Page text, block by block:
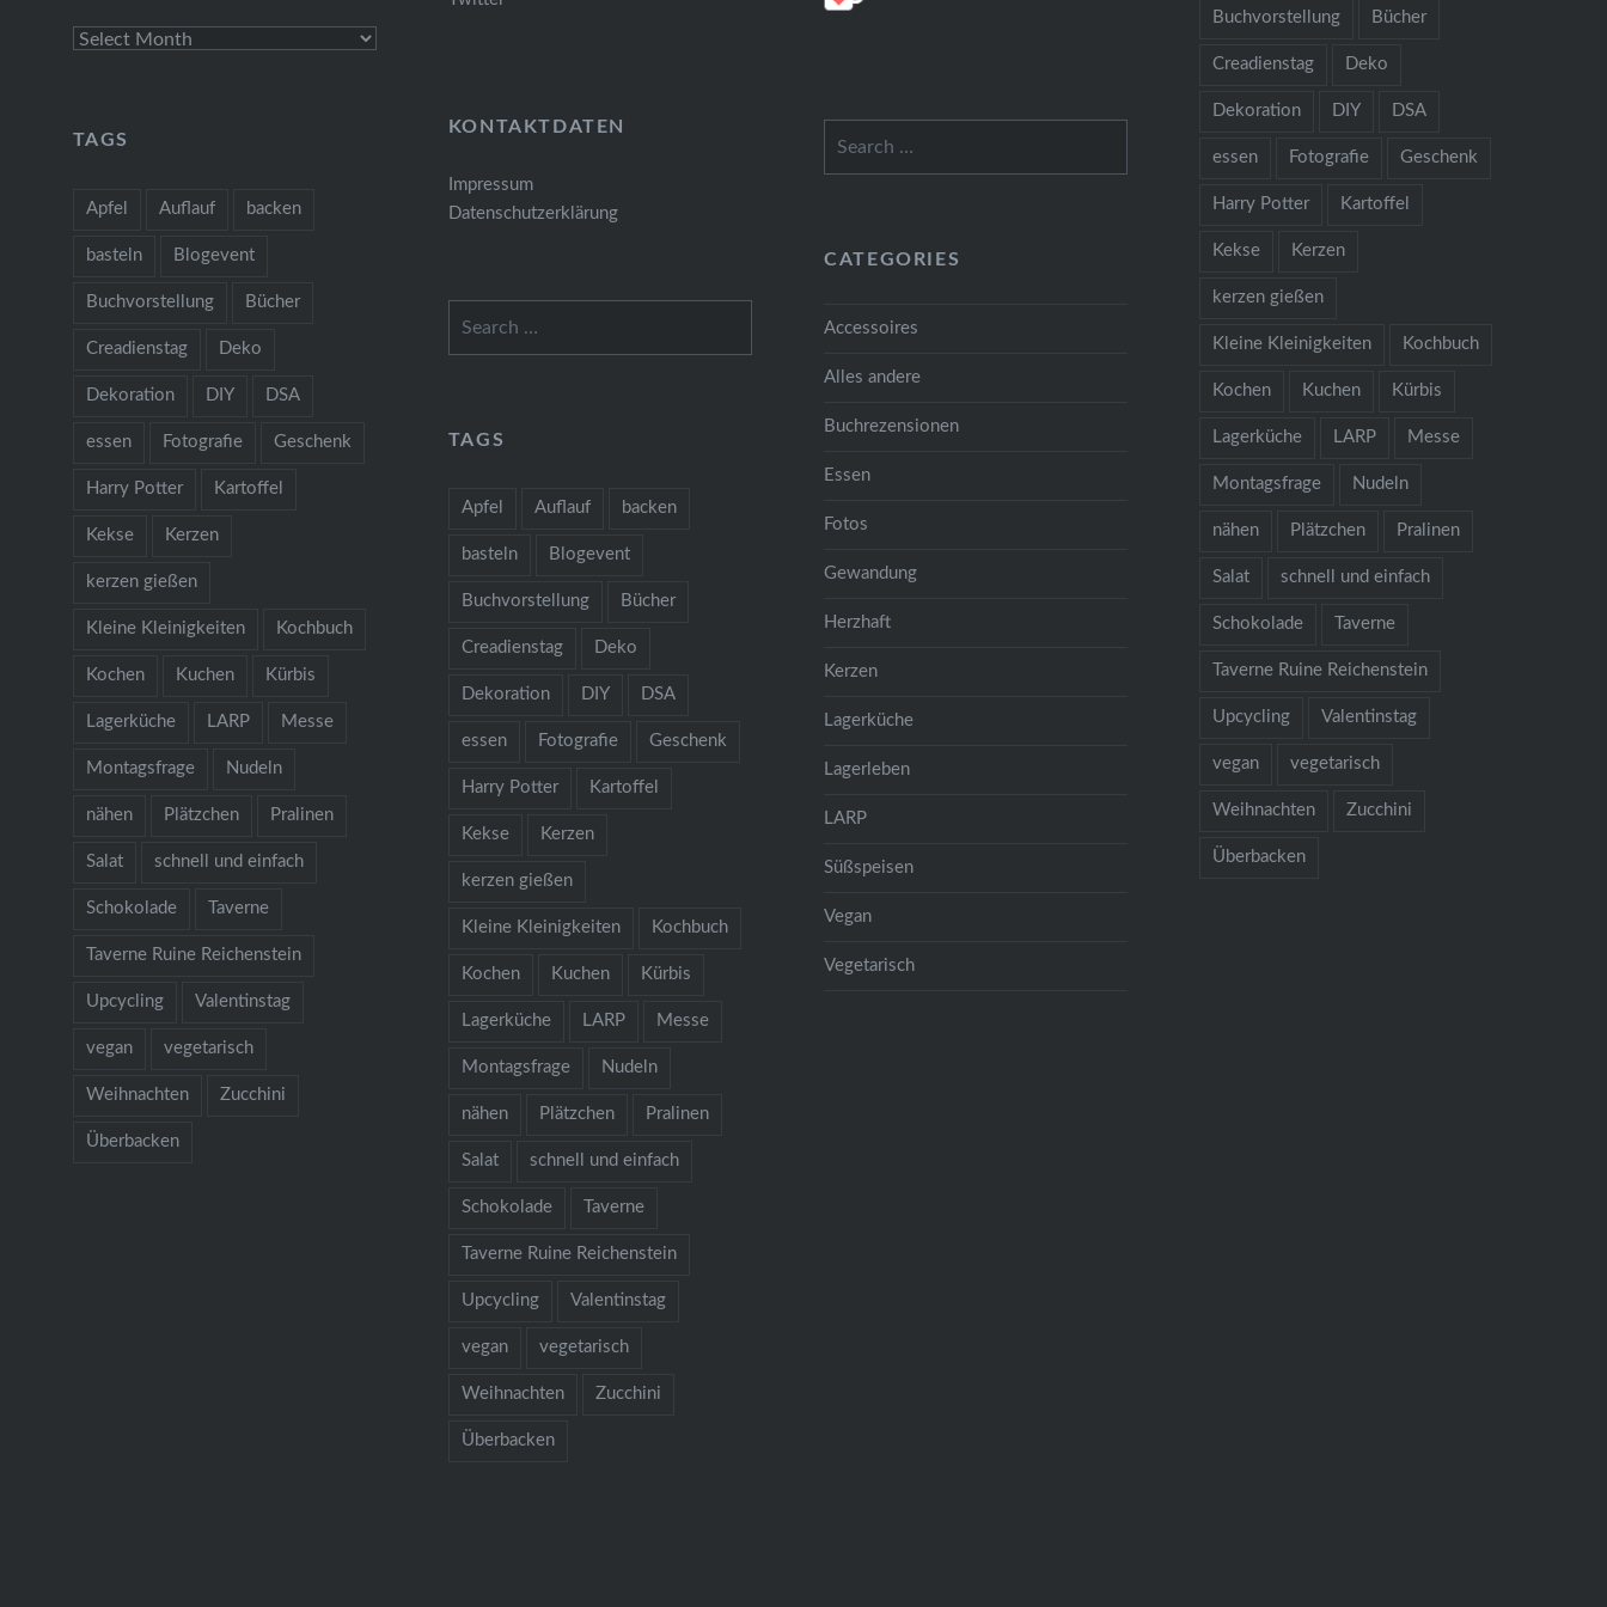
Buchvorstellung Bücher
Creadienstag Deko
Dekoration DIY DSA
essen Fotografie Geschenk
Harry Potter Kartoffel
Kekse Kerzen
kerzen gießen
Kleine Kleinigkeiten Kochbuch
Kochen Kuchen Kürbis
Lagerküche LARP Messe
Montagsfrage Nudeln
nähen Plätzchen Pralinen
Salat schnell und einfach
Schokolade Taverne
Taverne Ruine Reichenstein
Upcycling Valentinstag
vegan vegetarisch
Weihnachten Zucchini
Überbacken
Archives
KONTAKTDATEN
Impressum
Datenschutzerklärung
TAGS
Apfel Auflauf backen
basteln Blogevent
Buchvorstellung Bücher
Creadienstag Deko
Dekoration DIY DSA
essen Fotografie Geschenk
Harry Potter Kartoffel
Kekse Kerzen
kerzen gießen
Kleine Kleinigkeiten Kochbuch
Kochen Kuchen Kürbis
Lagerküche LARP Messe
Montagsfrage Nudeln
nähen Plätzchen Pralinen
Salat schnell und einfach
Schokolade Taverne
Taverne Ruine Reichenstein
Upcycling Valentinstag
vegan vegetarisch
Weihnachten Zucchini
Überbacken
CATEGORIES
Accessoires
Alles andere
Buchrezensionen
Essen
Fotos
Gewandung
Herzhaft
Kerzen
Lagerküche
Lagerleben
LARP
Süßspeisen
Vegan
Vegetarisch
TAGS
Apfel Auflauf backen
basteln Blogevent
Buchvorstellung Bücher
Creadienstag Deko
Dekoration DIY DSA
essen Fotografie Geschenk
Harry Potter Kartoffel
Kekse Kerzen
kerzen gießen
Kleine Kleinigkeiten Kochbuch
Kochen Kuchen Kürbis
Lagerküche LARP Messe
Montagsfrage Nudeln
nähen Plätzchen Pralinen
Salat schnell und einfach
Schokolade Taverne
Taverne Ruine Reichenstein
Upcycling Valentinstag
vegan vegetarisch
Weihnachten Zucchini
Überbacken